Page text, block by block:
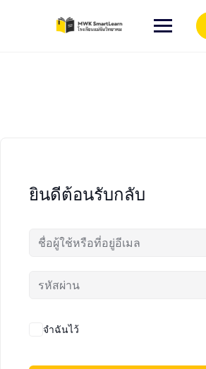
ยินดีต้อนรับกลับ
จำฉันไว้